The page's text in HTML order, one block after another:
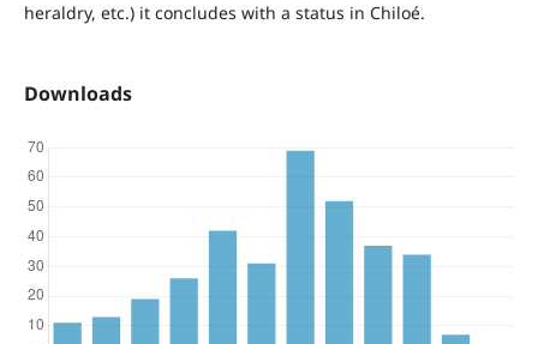
heraldry, etc.) it concludes with a status in Chiloé.
Downloads